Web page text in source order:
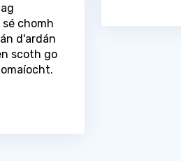
chomh
d'ardán
scoth go